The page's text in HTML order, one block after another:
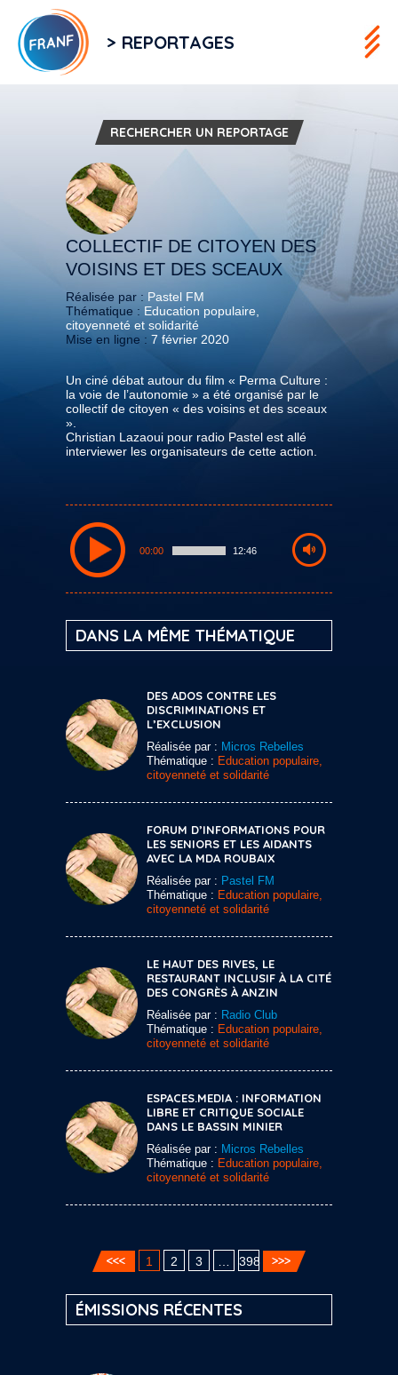
> REPORTAGES
RECHERCHER UN REPORTAGE
COLLECTIF DE CITOYEN DES
VOISINS ET DES SCEAUX
Réalisée par : Pastel FM
Thématique : Education populaire,
citoyenneté et solidarité
Mise en ligne : 7 février 2020
Un ciné débat autour du film « Perma Culture :
la voie de l’autonomie » a été organisé par le
collectif de citoyen « des voisins et des sceaux
».
Christian Lazaoui pour radio Pastel est allé
interviewer les organisateurs de cette action.
00:00 12:46
DANS LA MÊME THÉMATIQUE
DES ADOS CONTRE LES
DISCRIMINATIONS ET
L’EXCLUSION
Réalisée par : Micros Rebelles
Thématique : Education populaire,
citoyenneté et solidarité
FORUM D’INFORMATIONS POUR
LES SENIORS ET LES AIDANTS
AVEC LA MDA ROUBAIX
Réalisée par : Pastel FM
Thématique : Education populaire,
citoyenneté et solidarité
LE HAUT DES RIVES, LE
RESTAURANT INCLUSIF À LA CITÉ
DES CONGRÈS À ANZIN
Réalisée par : Radio Club
Thématique : Education populaire,
citoyenneté et solidarité
ESPACES.MEDIA : INFORMATION
LIBRE ET CRITIQUE SOCIALE
DANS LE BASSIN MINIER
Réalisée par : Micros Rebelles
Thématique : Education populaire,
citoyenneté et solidarité
1 2 3 398
ÉMISSIONS RÉCENTES